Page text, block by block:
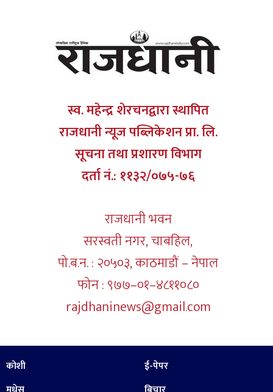
स्व. महेन्द्र शेरचनद्वारा स्थापित
राजधानी न्यूज पब्लिकेशन प्रा. लि.
सूचना तथा प्रशारण विभाग
दर्ता नं.: ११३२/०७५-७६
राजधानी भवन
सरस्वती नगर, चाबहिल,
पो.ब.न. : २०५०३, काठमाडौं – नेपाल
फोन : ९७७–०१–४८११०८०
rajdhaninews@gmail.com
कोशी
ई-पेपर